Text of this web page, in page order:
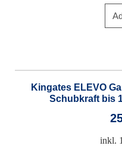
Kingates ELEVO
Schubkraft bis
inkl.